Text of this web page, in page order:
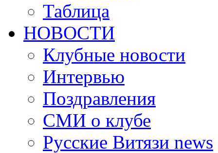
Таблица
НОВОСТИ
Клубные новости
Интервью
Поздравления
СМИ о клубе
Русские Витязи news